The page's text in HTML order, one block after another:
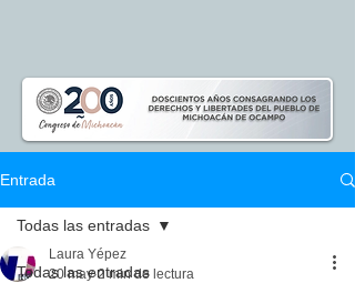
Entrada
Todas las entradas
Todas las entradas
Laura Yépez
20 may 2 min de lectura